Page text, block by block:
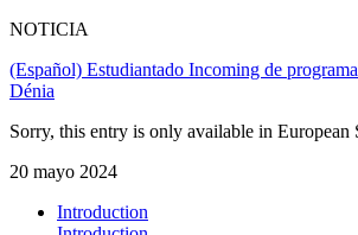
NOTICIA
(Español) Estudiantado Incoming de
Dénia
Sorry, this entry is only available in European
20 mayo 2024
Introduction